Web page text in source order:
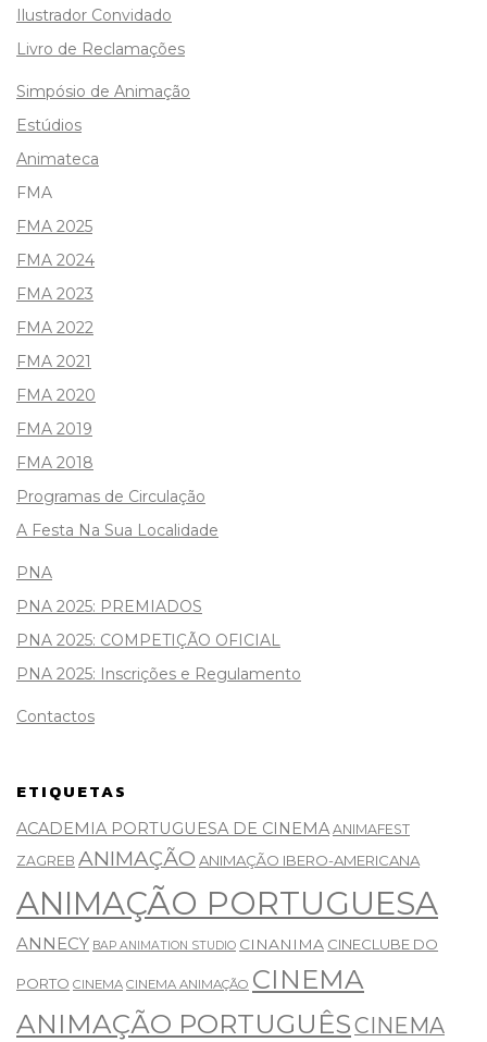
Ilustrador Convidado
Livro de Reclamações
Simpósio de Animação
Estúdios
Animateca
FMA
FMA 2025
FMA 2024
FMA 2023
FMA 2022
FMA 2021
FMA 2020
FMA 2019
FMA 2018
Programas de Circulação
A Festa Na Sua Localidade
PNA
PNA 2025: PREMIADOS
PNA 2025: COMPETIÇÃO OFICIAL
PNA 2025: Inscrições e Regulamento
Contactos
ETIQUETAS
ACADEMIA PORTUGUESA DE CINEMA ANIMAFEST
ZAGREB ANIMAÇÃO ANIMAÇÃO IBERO-AMERICANA
ANIMAÇÃO PORTUGUESA
ANNECY BAP ANIMATION STUDIO CINANIMA CINECLUBE DO
PORTO CINEMA CINEMA ANIMAÇÃO CINEMA
ANIMAÇÃO PORTUGUÊSCINEMA